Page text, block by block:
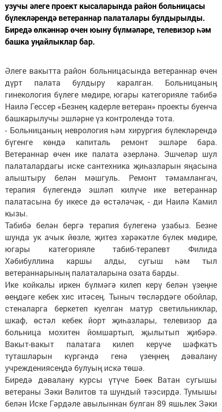
узучы әлеге проект кысаларында район больницасы
бүлекләрендә ветераннар палаталары булдырылды.
Биредә өлкәннәр өчен юыну бүлмәләре, телевизор һәм
башка уңайлыклар бар.
Әлеге вакытта район больницасында ветераннар өчен
дүрт палата булдыру каралган. Больницаның
гинекология бүлеге мөдире, югары категорияле табибә
Наилә Гессер «Безнең кадерле ветеран» проекты буенча
башкарылучы эшләрне үз контролендә тота.
- Больницаның неврология һәм хирургия бүлекләрендә
бүгенге көндә капиталь ремонт эшләре бара.
Ветераннар өчен ике палата әзерләнә. Эшчеләр шул
палаталардагы иске сантехника җиһазларын яңасына
алыштыру белән мәшгуль. Ремонт тәмамлангач,
терапия бүлегендә эшләп килүче ике ветераннар
палатасына бу икесе дә өстәләчәк, - ди Наилә Камил
кызы.
Табибә белән бергә терапия бүлегенә узабыз. Безне
шунда ук ачык йөзле, җитез хәрәкәтле бүлек мөдире,
югары категорияле табиб-терапевт Филида
Хәбибуллина каршы алды, сугыш һәм тыл
ветераннарының палаталарына озата барды.
Ике койкалы иркен бүлмәгә килеп керү белән үзеңне
өеңдәге кебек хис итәсең. Тыныч төсләрдәге обойлар,
стеналарга беркетеп куелган матур светильниклар,
шкаф, өстәл кебек йорт җиһазлары, телевизор да
больница мохитен йомшартып, җылытып җибәрә.
Вакыт-вакыт палатага килеп керүче шәфкатъ
туташларын күргәндә генә үзеңнең дәвалану
учреждениясеңдә булуың искә төшә.
Биредә дәвалану курсы үтүче Бөек Ватан сугышы
ветераны Зәки Вәлитов та шундый тәэсирдә. Тумышы
белән Иске Гәрдәле авылыннан булган 89 яшьлек Зәки